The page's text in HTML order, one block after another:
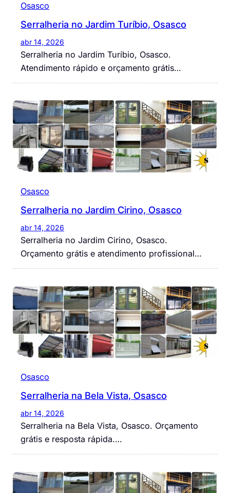
Osasco
Serralheria no Jardim Turíbio, Osasco
abr 14, 2026
Serralheria no Jardim Turíbio, Osasco.
Atendimento rápido e orçamento grátis…
Osasco
Serralheria no Jardim Cirino, Osasco
abr 14, 2026
Serralheria no Jardim Cirino, Osasco.
Orçamento grátis e atendimento profissional…
Osasco
Serralheria na Bela Vista, Osasco
abr 14, 2026
Serralheria na Bela Vista, Osasco. Orçamento
grátis e resposta rápida.…